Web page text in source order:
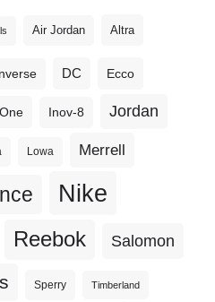
Air Jordan Altra
DC Ecco
Inov-8 Jordan
Lowa Merrell
Nike
Reebok Salomon
Sperry Timberland